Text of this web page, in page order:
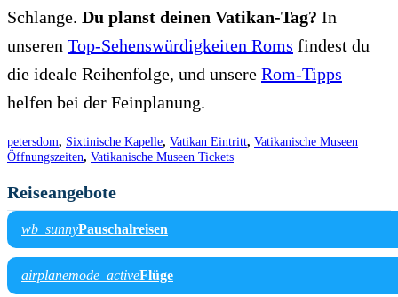
Schlange. Du planst deinen Vatikan-Tag? In
unseren Top-Sehenswürdigkeiten Roms findest du
die ideale Reihenfolge, und unsere Rom-Tipps
helfen bei der Feinplanung.
petersdom, Sixtinische Kapelle, Vatikan Eintritt, Vatikanische Museen
Öffnungszeiten, Vatikanische Museen Tickets
Reiseangebote
wb_sunnyPauschalreisen
airplanemode_activeFlüge